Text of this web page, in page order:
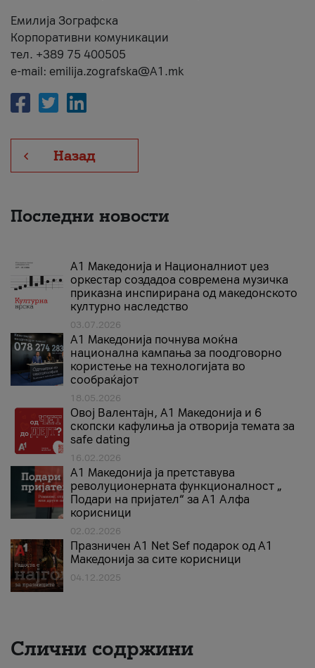
Емилија Зографска
Корпоративни комуникации
тел. +389 75 400505
e-mail: emilija.zografska@A1.mk
Назад
Последни новости
А1 Македонија и Националниот џез
оркестар создадоа современа музичка
приказна инспирирана од македонското
културно наследство
03.07.2026
A1 Македонија почнува моќна
национална кампања за поодговорно
користење на технологијата во
сообраќајот
18.05.2026
Овој Валентајн, A1 Македонија и 6
скопски кафулиња ја отворија темата за
safe dating
16.02.2026
А1 Македонија ја претставува
револуционерната функционалност „
Подари на пријател“ за А1 Алфа
корисници
02.02.2026
Празничен A1 Net Sеf подарок од А1
Македонија за сите корисници
04.12.2025
Слични содржини